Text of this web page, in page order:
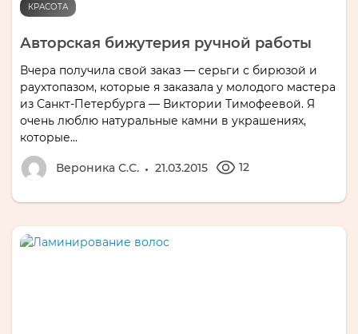
КРАСОТА
Авторская бижутерия ручной работы
Вчера получила свой заказ — серьги с бирюзой и
раухтопазом, которые я заказала у молодого мастера
из Санкт-Петербурга — Виктории Тимофеевой. Я
очень люблю натуральные камни в украшениях,
которые...
Вероника С.С. 21.03.2015 12